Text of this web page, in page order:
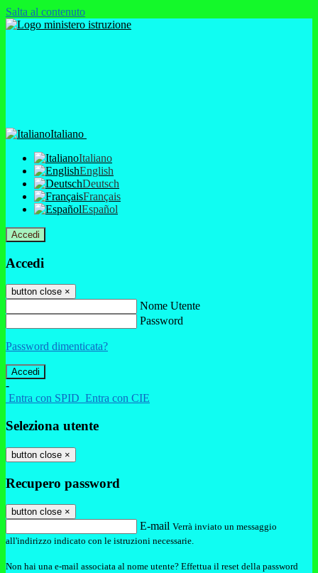
Salta al contenuto
Italiano
Italiano
English
Deutsch
Français
Español
Accedi
Accedi
button close ×
Nome Utente
Password
Password dimenticata?
-
Entra con SPID Entra con CIE
Seleziona utente
button close ×
Recupero password
button close ×
E-mail Verrà inviato un messaggio
all'indirizzo indicato con le istruzioni necessarie.
Non hai una e-mail associata al nome utente? Effettua il reset della password